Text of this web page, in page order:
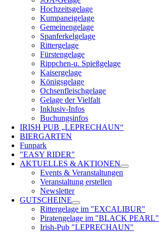
Hochzeitsgelage
Kumpaneigelage
Gemeinengelage
Spanferkelgelage
Rittergelage
Fürstengelage
Rippchen-u. Spießgelage
Kaisergelage
Königsgelage
Ochsenfleischgelage
Gelage der Vielfalt
Inklusiv-Infos
Buchungsinfos
IRISH PUB „LEPRECHAUN“
BIERGARTEN
Funpark
"EASY RIDER"
AKTUELLES & AKTIONEN
Events & Veranstaltungen
Veranstaltung erstellen
Newsletter
GUTSCHEINE
Rittergelage im "EXCALIBUR"
Piratengelage im "BLACK PEARL"
Irish-Pub "LEPRECHAUN"